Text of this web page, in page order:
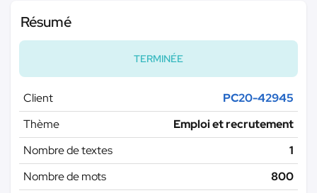
Résumé
TERMINÉE
Client
PC20-42945
Thème
Emploi et recrutement
Nombre de textes
1
Nombre de mots
800